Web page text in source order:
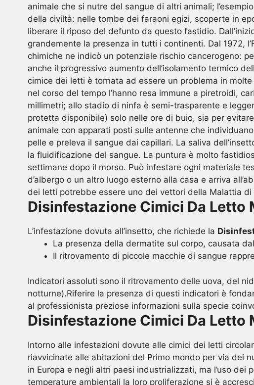
animale che si nutre del sangue di altri animali;
della civiltà: nelle tombe dei faraoni egizi, scoperte in
liberare il riposo del defunto da questo fastidio.
grandemente la presenza in tutti i continenti. Dal 1972,
chimiche ne indicò un potenziale rischio cancerogeno:
anche il progressivo aumento dell’isolamento termico
cimice dei letti è tornata ad essere un problema in
nel corso del tempo l’hanno resa immune a piretroidi,
millimetri; allo stadio di ninfa è semi-trasparente e
protetta disponibile) solo nelle ore di buio, sia per
animale con apparati posti sulle antenne che
pelle e preleva il sangue dai capillari. La saliva
la fluidificazione del sangue. La puntura è molto
settimane dopo il morso. Può infestare ogni materiale
d’albergo o un altro luogo esterno alla casa e arriva
dei letti potrebbe essere uno dei vettori della Malattia
Disinfestazione Cimici Da Letto
L’infestazione dovuta all’insetto, che richiede la
La presenza della dermatite sul corpo, causata
Il ritrovamento di piccole macchie di sangue
Indicatori assoluti sono il ritrovamento delle uova, del
notturne).Riferire la presenza di questi indicatori è
al professionista preziose informazioni sulla specie
Disinfestazione Cimici Da Letto
Intorno alle infestazioni dovute alle cimici dei letti
riavvicinate alle abitazioni del Primo mondo per via dei
in Europa e negli altri paesi industrializzati, ma l’uso
temperature ambientali la loro proliferazione si è